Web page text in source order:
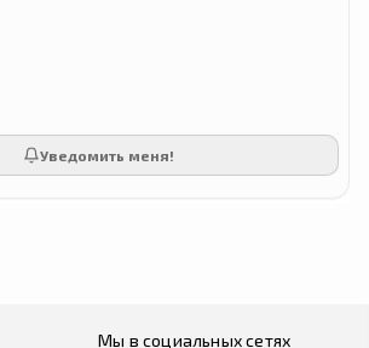
Уведомить меня!
Мы в социальных сетях